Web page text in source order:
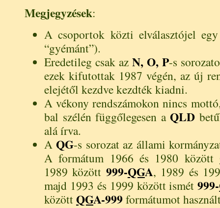
Megjegyzések:
A csoportok közti elválasztójel
“gyémánt”).
Eredetileg csak az N, O, P-s
ezek kifutottak 1987 végén, az új
elejétől kezdve kezdték kiadni.
A vékony rendszámokon nincs
bal szélén függőlegesen aQLD
alá írva.
AQG-s sorozat az állami
A formátum 1966 és 1980 között
1989 között 999-QGA, 1989 és
majd 1993 és 1999 között ismét999-
közöttQGA-999 formátumot